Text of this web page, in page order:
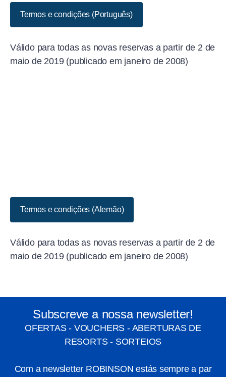
Termos e condições (Português)
Válido para todas as novas reservas a partir de 2 de
maio de 2019 (publicado em janeiro de 2008)
Termos e condições (Alemão)
Válido para todas as novas reservas a partir de 2 de
maio de 2019 (publicado em janeiro de 2008)
Subscreve a nossa newsletter!
OFERTAS - VOUCHERS - ABERTURAS DE
RESORTS - SORTEIOS
Com a newsletter ROBINSON estás sempre a par